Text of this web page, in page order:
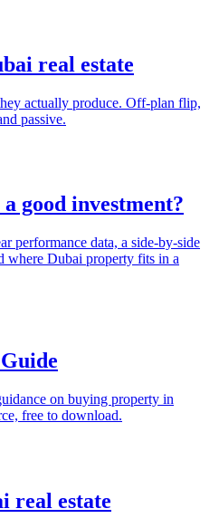
real estate
actually produce. Off-plan flip,
passive.
good investment?
performance data, a side-by-side
where Dubai property fits in a
on buying property in
free to download.
real estate